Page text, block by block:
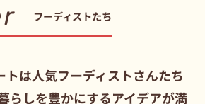
フーディストたち
トは人気フーディストさんたち
らしを豊かにするアイデアが満